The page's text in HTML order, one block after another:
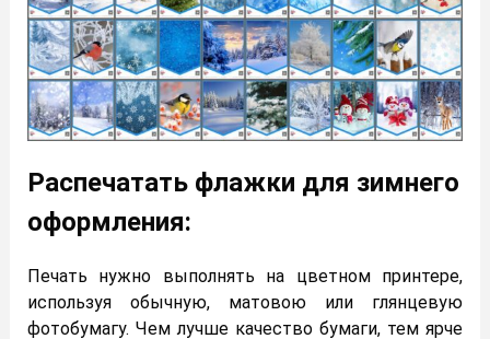
Распечатать флажки для зимнего
оформления:
Печать нужно выполнять на цветном принтере,
используя обычную, матовою или глянцевую
фотобумагу. Чем лучше качество бумаги, тем ярче